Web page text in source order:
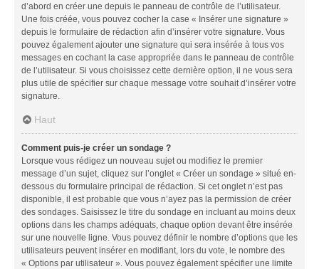
d’abord en créer une depuis le panneau de contrôle de l’utilisateur.
Une fois créée, vous pouvez cocher la case « Insérer une signature »
depuis le formulaire de rédaction afin d’insérer votre signature. Vous
pouvez également ajouter une signature qui sera insérée à tous vos
messages en cochant la case appropriée dans le panneau de contrôle
de l’utilisateur. Si vous choisissez cette dernière option, il ne vous sera
plus utile de spécifier sur chaque message votre souhait d’insérer votre
signature.
Haut
Comment puis-je créer un sondage ?
Lorsque vous rédigez un nouveau sujet ou modifiez le premier
message d’un sujet, cliquez sur l’onglet « Créer un sondage » situé en-
dessous du formulaire principal de rédaction. Si cet onglet n’est pas
disponible, il est probable que vous n’ayez pas la permission de créer
des sondages. Saisissez le titre du sondage en incluant au moins deux
options dans les champs adéquats, chaque option devant être insérée
sur une nouvelle ligne. Vous pouvez définir le nombre d’options que les
utilisateurs peuvent insérer en modifiant, lors du vote, le nombre des
« Options par utilisateur ». Vous pouvez également spécifier une limite